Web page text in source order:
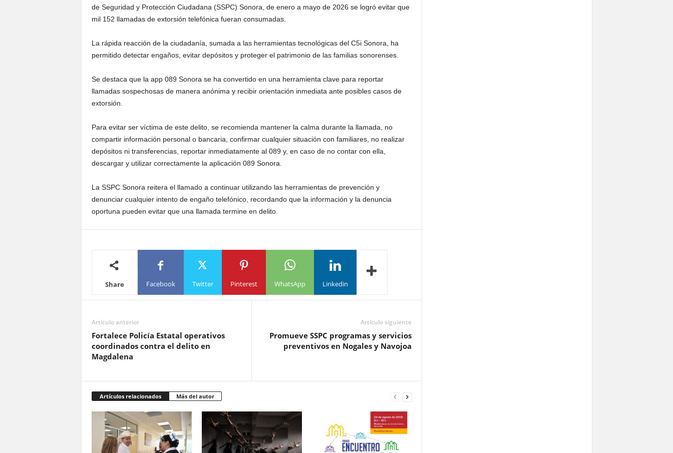
de Seguridad y Protección Ciudadana (SSPC) Sonora, de enero a mayo de 2026 se logró evitar que
mil 152 llamadas de extorsión telefónica fueran consumadas.
La rápida reacción de la ciudadanía, sumada a las herramientas tecnológicas del C5i Sonora, ha
permitido detectar engaños, evitar depósitos y proteger el patrimonio de las familias sonorenses.
Se destaca que la app 089 Sonora se ha convertido en una herramienta clave para reportar
llamadas sospechosas de manera anónima y recibir orientación inmediata ante posibles casos de
extorsión.
Para evitar ser víctima de este delito, se recomienda mantener la calma durante la llamada, no
compartir información personal o bancaria, confirmar cualquier situación con familiares, no realizar
depósitos ni transferencias, reportar inmediatamente al 089 y, en caso de no contar con ella,
descargar y utilizar correctamente la aplicación 089 Sonora.
La SSPC Sonora reitera el llamado a continuar utilizando las herramientas de prevención y
denunciar cualquier intento de engaño telefónico, recordando que la información y la denuncia
oportuna pueden evitar que una llamada termine en delito.
Share Facebook Twitter Pinterest WhatsApp Linkedin
Artículo anterior
Fortalece Policía Estatal operativos
coordinados contra el delito en
Magdalena
Artículo siguiente
Promueve SSPC programas y servicios
preventivos en Nogales y Navojoa
Artículos relacionados Más del autor